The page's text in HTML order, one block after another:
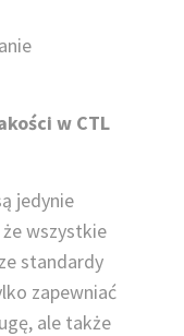
w CTL
jedynie
wszystkie
standardy
zapewniać
ale także